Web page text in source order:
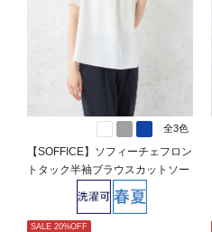
全3色
【SOFFICE】ソフィーチェフロン
トタック半袖ブラウスカットソー
半袖プルオーバーウォッシャブル
消臭機能付き春夏【レディース】
SALE 20%OFF